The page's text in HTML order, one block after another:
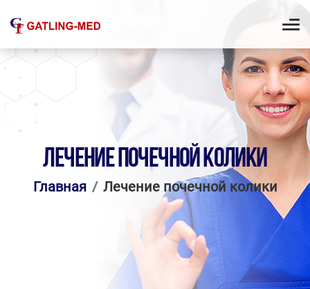
ЛЕЧЕНИЕ ПОЧЕЧНОЙ КОЛИКИ
Главная Лечение почечной колики